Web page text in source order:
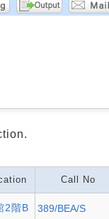
Call No
2階B 389/BEA/S